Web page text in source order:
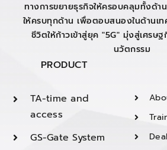
ทางการขยายธุรกิจให้ครอบคลุมทั้งด้า
ให้ครบทุกด้าน เพื่อตอบสนองในด้านเ
ชีวิตให้ก้าวเข้าสู่ยุค "5G" มุ่งสู่เศรษ
นวัตกรรม
PRODUCT
TA-time and
access
GS-Gate System